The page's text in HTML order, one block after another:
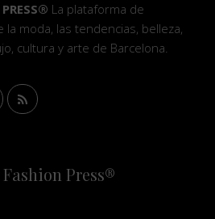
La plataforma de
moda, las tendencias, belleza,
cultura y arte de Barcelona.
Press®